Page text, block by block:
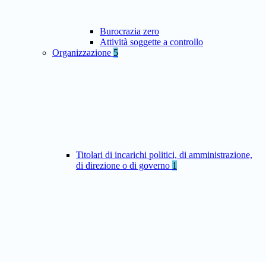
Burocrazia zero
Attività soggette a controllo
Organizzazione 5
Titolari di incarichi politici, di amministrazione,
di direzione o di governo 1